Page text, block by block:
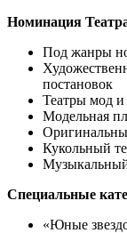
Номинация
Под жанры
постановок
Театры мод и
Модельная
Кукольный
Специальные
«Юные